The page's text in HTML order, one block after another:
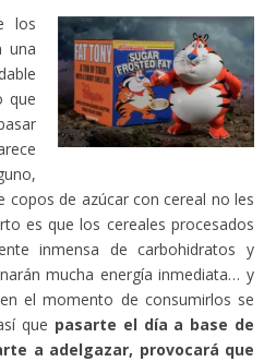
los
una
que
copos de azúcar con cereal no les
es que los cereales procesados
inmensa de carbohidratos y
mucha energía inmediata… y
el momento de consumirlos se
que pasarte el día a base de
a adelgazar, provocará que